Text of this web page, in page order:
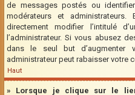
de messages postés ou
modérateurs et
directement modifier l’intitulé
l’administrateur. Si vous abusez
dans le seul but d’augmenter
administrateur peut rabaisser votre
Haut
» Lorsque je clique sur le